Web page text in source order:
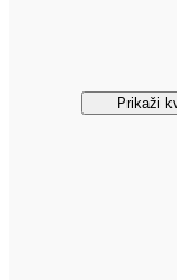
Prikaži